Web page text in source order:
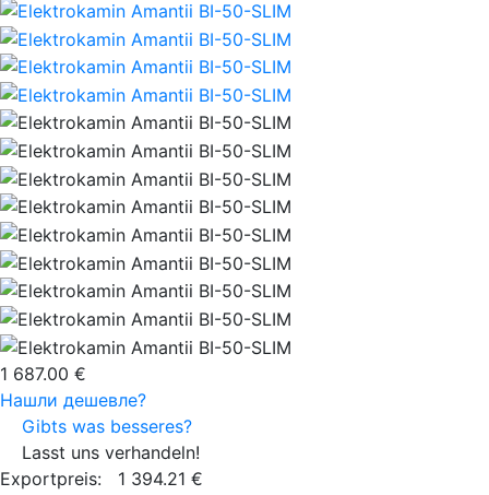
1 687.00 €
Нашли дешевле?
Gibts was besseres?
Lasst uns verhandeln!
Exportpreis:
1 394.21 €